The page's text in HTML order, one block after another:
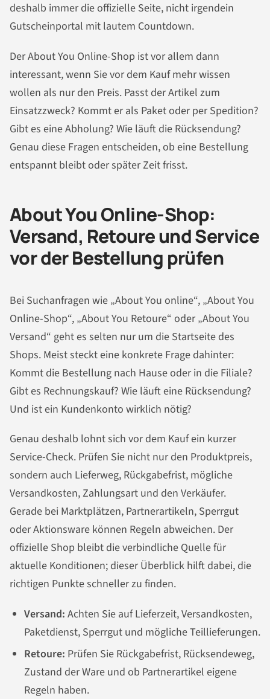
deshalb immer die offizielle Seite, nicht irgendein
Gutscheinportal mit lautem Countdown.
Der About You Online-Shop ist vor allem dann
interessant, wenn Sie vor dem Kauf mehr wissen
wollen als nur den Preis. Passt der Artikel zum
Einsatzzweck? Kommt er als Paket oder per Spedition?
Gibt es eine Abholung? Wie läuft die Rücksendung?
Genau diese Fragen entscheiden, ob eine Bestellung
entspannt bleibt oder später Zeit frisst.
About You Online-Shop:
Versand, Retoure und Service
vor der Bestellung prüfen
Bei Suchanfragen wie „About You online“, „About You
Online-Shop“, „About You Retoure“ oder „About You
Versand“ geht es selten nur um die Startseite des
Shops. Meist steckt eine konkrete Frage dahinter:
Kommt die Bestellung nach Hause oder in die Filiale?
Gibt es Rechnungskauf? Wie läuft eine Rücksendung?
Und ist ein Kundenkonto wirklich nötig?
Genau deshalb lohnt sich vor dem Kauf ein kurzer
Service-Check. Prüfen Sie nicht nur den Produktpreis,
sondern auch Lieferweg, Rückgabefrist, mögliche
Versandkosten, Zahlungsart und den Verkäufer.
Gerade bei Marktplätzen, Partnerartikeln, Sperrgut
oder Aktionsware können Regeln abweichen. Der
offizielle Shop bleibt die verbindliche Quelle für
aktuelle Konditionen; dieser Überblick hilft dabei, die
richtigen Punkte schneller zu finden.
Versand: Achten Sie auf Lieferzeit, Versandkosten,
Paketdienst, Sperrgut und mögliche Teillieferungen.
Retoure: Prüfen Sie Rückgabefrist, Rücksendeweg,
Zustand der Ware und ob Partnerartikel eigene
Regeln haben.